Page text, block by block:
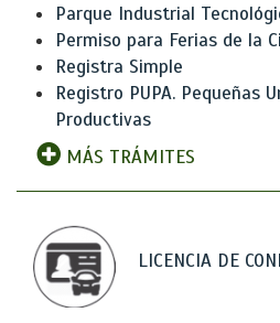
Parque Industrial
Permiso para Ferias de la
Registra Simple
Registro PUPA. Pequeñas
Productivas
MÁS TRÁMITES
LICENCIA DE